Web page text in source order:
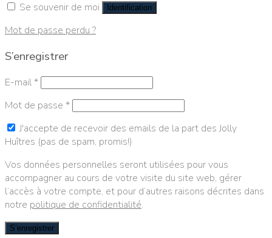
Se souvenir de moi
Identification
Mot de passe perdu ?
S’enregistrer
E-mail*
Mot de passe *
J'accepte de recevoir des emails de la part des Jolly
Huîtres (pas de spam, promis!)
Vos données personnelles seront utilisées pour vous
accompagner au cours de votre visite du site web, gérer
l’accès à votre compte, et pour d’autres raisons décrites dans
notre politique de confidentialité.
S’enregistrer